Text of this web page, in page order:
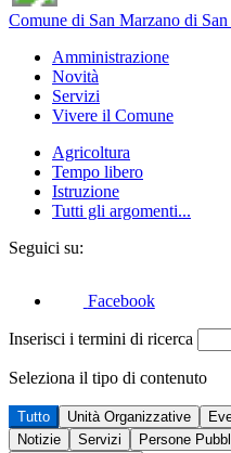
Comune di San Marzano di
Amministrazione
Novità
Servizi
Vivere il Comune
Agricoltura
Tempo libero
Istruzione
Tutti gli argomenti...
Seguici su:
Facebook
Inserisci i termini di ricerca
Seleziona il tipo di contenuto
Tutto Unità Organizzative
Notizie
Servizi Persone